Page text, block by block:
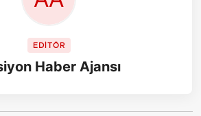
EDİTÖR
Haber Ajansı